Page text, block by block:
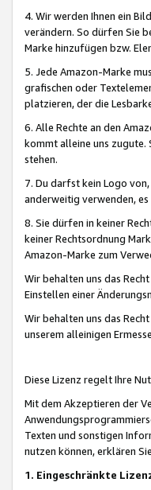
4. Wir werden Ihnen ein
verändern. So dürfen Sie
Marke hinzufügen bzw.
5. Jede Amazon-Marke
grafischen oder
platzieren, der die
6. Alle Rechte an den
kommt alleine uns zugute.
stehen.
7. Du darfst kein Logo
anderweitig verwenden,
8. Sie dürfen in keiner
keiner Rechtsordnung
Amazon-Marke zum
Wir behalten uns das
Einstellen einer
Wir behalten uns das
unserem alleinigen
Diese Lizenz regelt Ihre
Mit dem Akzeptieren der
Texten und sonstigen
nutzen können, erklären
1. Eingeschränkte